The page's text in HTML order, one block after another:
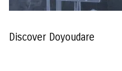
Discover Doyoudare